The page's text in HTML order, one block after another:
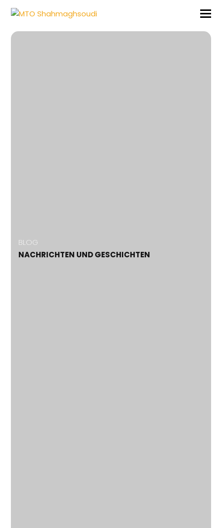
BLOG
NACHRICHTEN UND GESCHICHTEN